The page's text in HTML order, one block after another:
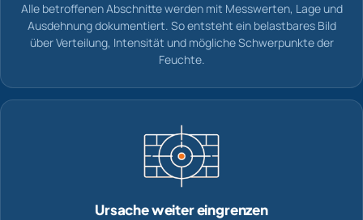
Alle betroffenen Abschnitte werden mit Messwerten, Lage und
Ausdehnung dokumentiert. So entsteht ein belastbares Bild
über Verteilung, Intensität und mögliche Schwerpunkte der
Feuchte.
Ursache weiter eingrenzen